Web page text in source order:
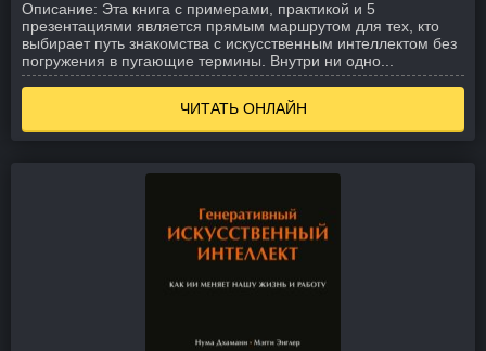
Описание: Эта книга с примерами, практикой и 5
презентациями является прямым маршрутом для тех, кто
выбирает путь знакомства с искусственным интеллектом без
погружения в пугающие термины. Внутри ни одно...
ЧИТАТЬ ОНЛАЙН